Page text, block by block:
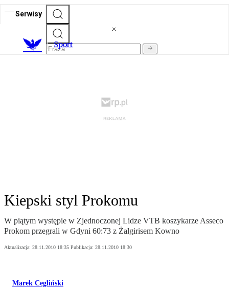
Serwisy
Sport
Kiepski styl Prokomu
W piątym występie w Zjednoczonej Lidze VTB koszykarze Asseco
Prokom przegrali w Gdyni 60:73 z Żalgirisem Kowno
Aktualizacja: 28.11.2010 18:35 Publikacja: 28.11.2010 18:30
Marek Cegliński